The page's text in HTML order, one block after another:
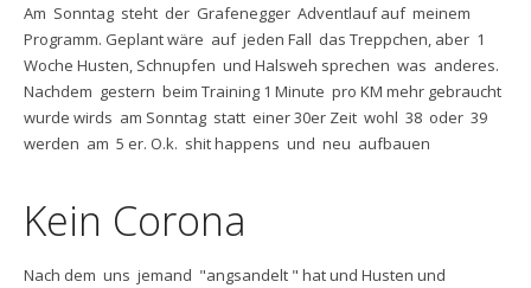
Am Sonntag steht der Grafenegger Adventlauf auf meinem
Programm. Geplant wäre auf jeden Fall das Treppchen, aber 1
Woche Husten, Schnupfen und Halsweh sprechen was anderes.
Nachdem gestern beim Training 1 Minute pro KM mehr gebraucht
wurde wirds am Sonntag statt einer 30er Zeit wohl 38 oder 39
werden am 5 er. O.k. shit happens und neu aufbauen
Kein Corona
Nach dem uns jemand "angsandelt " hat und Husten und